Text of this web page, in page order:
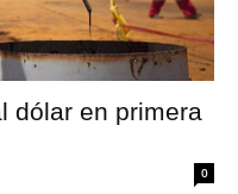
dólar en primera
0